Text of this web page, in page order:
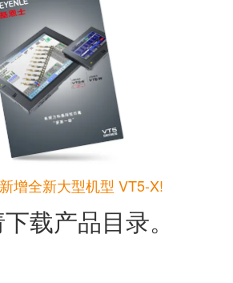
增全新大型机型 VT5-X!
载产品目录。